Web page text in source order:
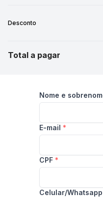
Desconto
Total a pagar
Nome e
E-mail
CPF
Celular/Whatsapp